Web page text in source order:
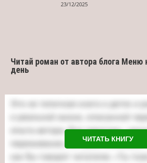
23/12/2025
Читай роман от автора блога
день
ЧИТАТЬ КНИГУ